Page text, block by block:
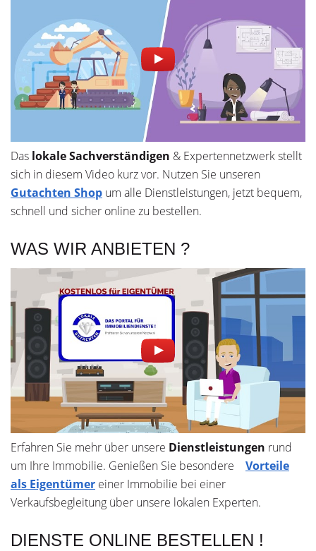
Das lokaleSachverständigen & Expertennetzwerk stellt
sich in diesem Video kurz vor. Nutzen Sie unseren
Gutachten Shop um alle Dienstleistungen, jetzt bequem,
schnell und sicher online zu bestellen.
WAS WIR ANBIETEN ?
Erfahren Sie mehr über unsere Dienstleistungen rund
um Ihre Immobilie. Genießen Sie besondere
Vorteile
als Eigentümer einer Immobilie bei einer
Verkaufsbegleitung über unsere lokalen Experten.
DIENSTE ONLINE BESTELLEN !